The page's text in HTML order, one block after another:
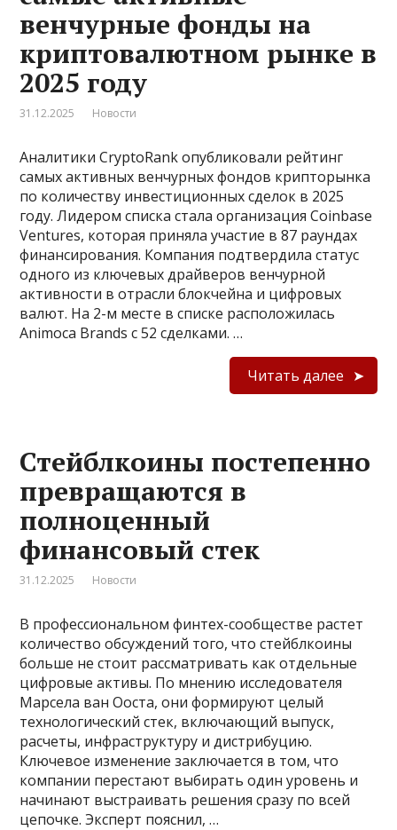
венчурные фонды на
криптовалютном рынке в
2025 году
31.12.2025 Новости
Аналитики CryptoRank опубликовали рейтинг
самых активных венчурных фондов крипторынка
по количеству инвестиционных сделок в 2025
году. Лидером списка стала организация Coinbase
Ventures, которая приняла участие в 87 раундах
финансирования. Компания подтвердила статус
одного из ключевых драйверов венчурной
активности в отрасли блокчейна и цифровых
валют. На 2-м месте в списке расположилась
Animoca Brands с 52 сделками. …
Читать далее
Стейблкоины постепенно
превращаются в
полноценный
финансовый стек
31.12.2025 Новости
В профессиональном финтех-сообществе растет
количество обсуждений того, что стейблкоины
больше не стоит рассматривать как отдельные
цифровые активы. По мнению исследователя
Марсела ван Ооста, они формируют целый
технологический стек, включающий выпуск,
расчеты, инфраструктуру и дистрибуцию.
Ключевое изменение заключается в том, что
компании перестают выбирать один уровень и
начинают выстраивать решения сразу по всей
цепочке. Эксперт пояснил, …